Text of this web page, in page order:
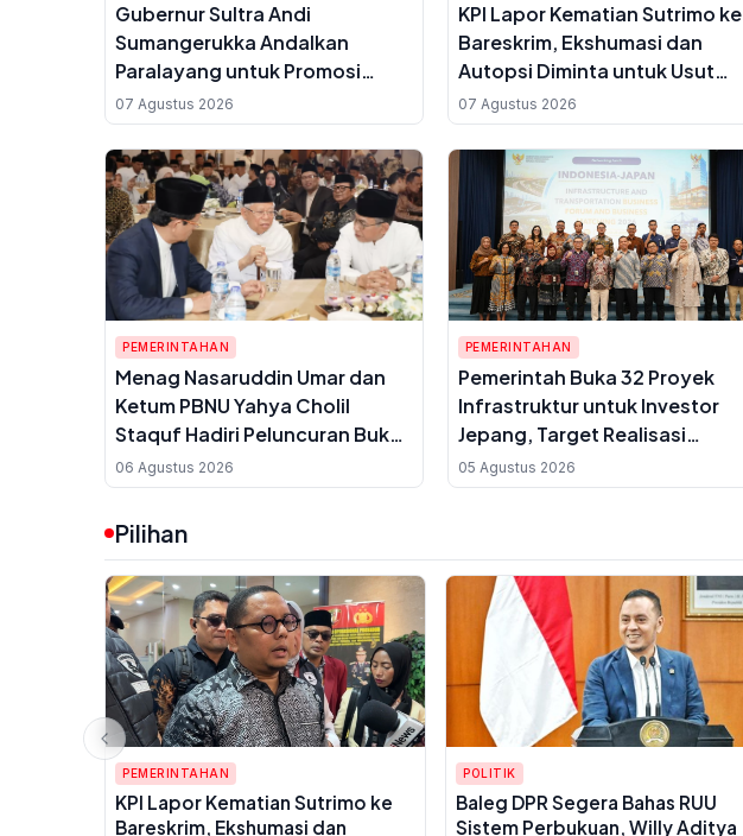
Gubernur Sultra Andi
Sumangerukka Andalkan
Paralayang untuk Promosi
Wisata dari Ketinggian, Siap
Dukung Anggaran APBD
07 Agustus 2026
KPI Lapor Kematian Sutrimo ke
Bareskrim, Ekshumasi dan
Autopsi Diminta untuk Usut
Dugaan Pembunuhan
07 Agustus 2026
PEMERINTAHAN
Menag Nasaruddin Umar dan
Ketum PBNU Yahya Cholil
Staquf Hadiri Peluncuran Buku
Pemikiran KH Ma'ruf Amin
Jelang Muktamar NU ke-35
06 Agustus 2026
PEMERINTAHAN
Pemerintah Buka 32 Proyek
Infrastruktur untuk Investor
Jepang, Target Realisasi
Investasi USD 23,63 Miliar
05 Agustus 2026
Pilihan
PEMERINTAHAN
KPI Lapor Kematian Sutrimo ke
Bareskrim, Ekshumasi dan
POLITIK
Baleg DPR Segera Bahas RUU
Sistem Perbukuan, Willy Aditya